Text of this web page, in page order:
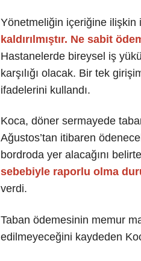
Yönetmeliğin içeriğine ilişkin
kaldırılmıştır. Ne sabit
Hastanelerde bireysel iş
karşılığı olacak. Bir tek
ifadelerini kullandı.
Koca, döner sermayede
Ağustos’tan itibaren
bordroda yer alacağını
sebebiyle raporlu olma
verdi.
Taban ödemesinin memur
edilmeyeceğini kaydeden